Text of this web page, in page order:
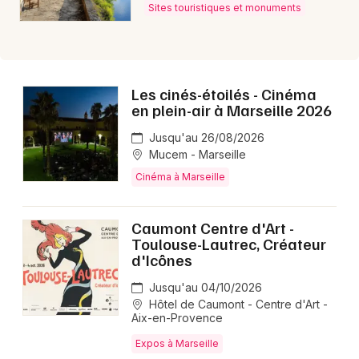
Magazine à Marseille
Choisir mes départements
Mon email
Je m'abonne
Sites touristiques et monuments
Les cinés-étoilés - Cinéma
en plein-air à Marseille 2026
Jusqu'au 26/08/2026
Mucem - Marseille
Cinéma à Marseille
Caumont Centre d'Art -
Toulouse-Lautrec, Créateur
d'Icônes
Jusqu'au 04/10/2026
Hôtel de Caumont - Centre d'Art -
Aix-en-Provence
Expos à Marseille